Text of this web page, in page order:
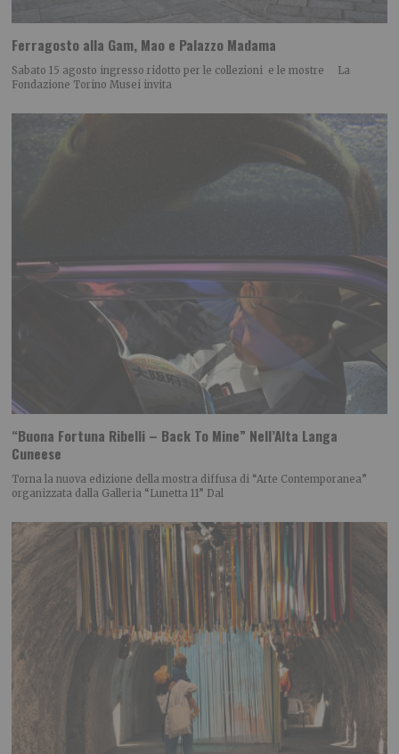
Ferragosto alla Gam, Mao e Palazzo Madama
Sabato 15 agosto ingresso ridotto per le collezioni e le mostre La
Fondazione Torino Musei invita
“Buona Fortuna Ribelli – Back To Mine” Nell’Alta Langa
Cuneese
Torna la nuova edizione della mostra diffusa di “Arte Contemporanea”
organizzata dalla Galleria “Lunetta 11” Dal